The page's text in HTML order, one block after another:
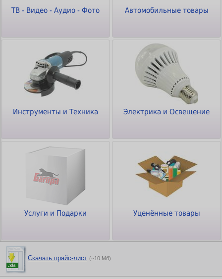
ТВ - Видео - Аудио - Фото Автомобильные товары
Инструменты и Техника Электрика и Освещение
Услуги и Подарки Уценённые товары
Скачать прайс-лист (~10 Мб)